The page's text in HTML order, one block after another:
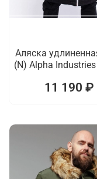
Аляска
(N) Alpha
11 190 ₽